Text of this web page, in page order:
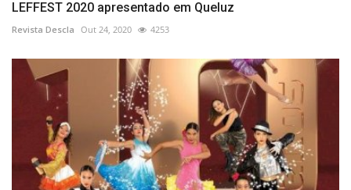
LEFFEST 2020 apresentado em Queluz
Revista Descla Out 24, 2020 4253